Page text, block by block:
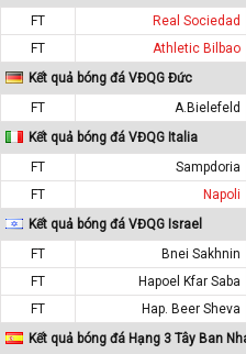
FT
Real Sociedad
FT
Athletic Bilbao
Kết quả bóng đá VĐQG Đức
FT
A.Bielefeld
Kết quả bóng đá VĐQG Italia
FT
Sampdoria
FT
Napoli
Kết quả bóng đá VĐQG Israel
FT
Bnei Sakhnin
FT
Hapoel Kfar Saba
FT
Hap. Beer Sheva
Kết quả bóng đá Hạng 3 Tây Ban